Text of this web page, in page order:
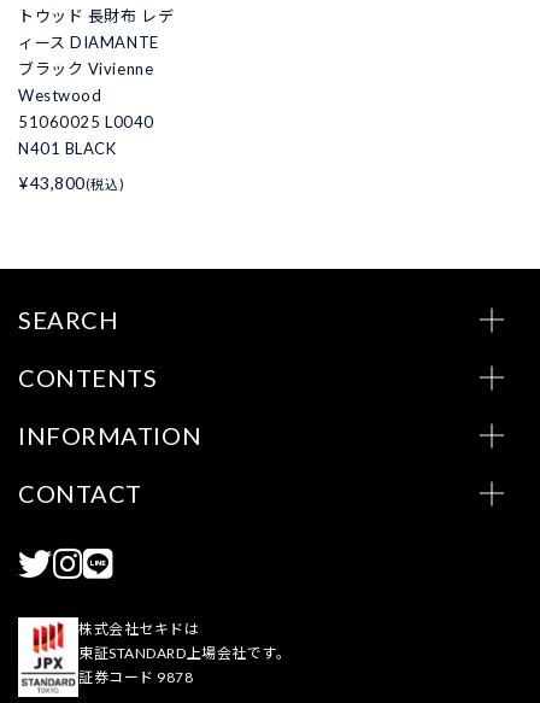
トウッド 長財布 レデ
ィース DIAMANTE
ブラック Vivienne
Westwood
51060025 L0040
N401 BLACK
¥43,800(税込)
SEARCH
CONTENTS
INFORMATION
CONTACT
株式会社セキドは
東証STANDARD上場会社です。
証券コード 9878